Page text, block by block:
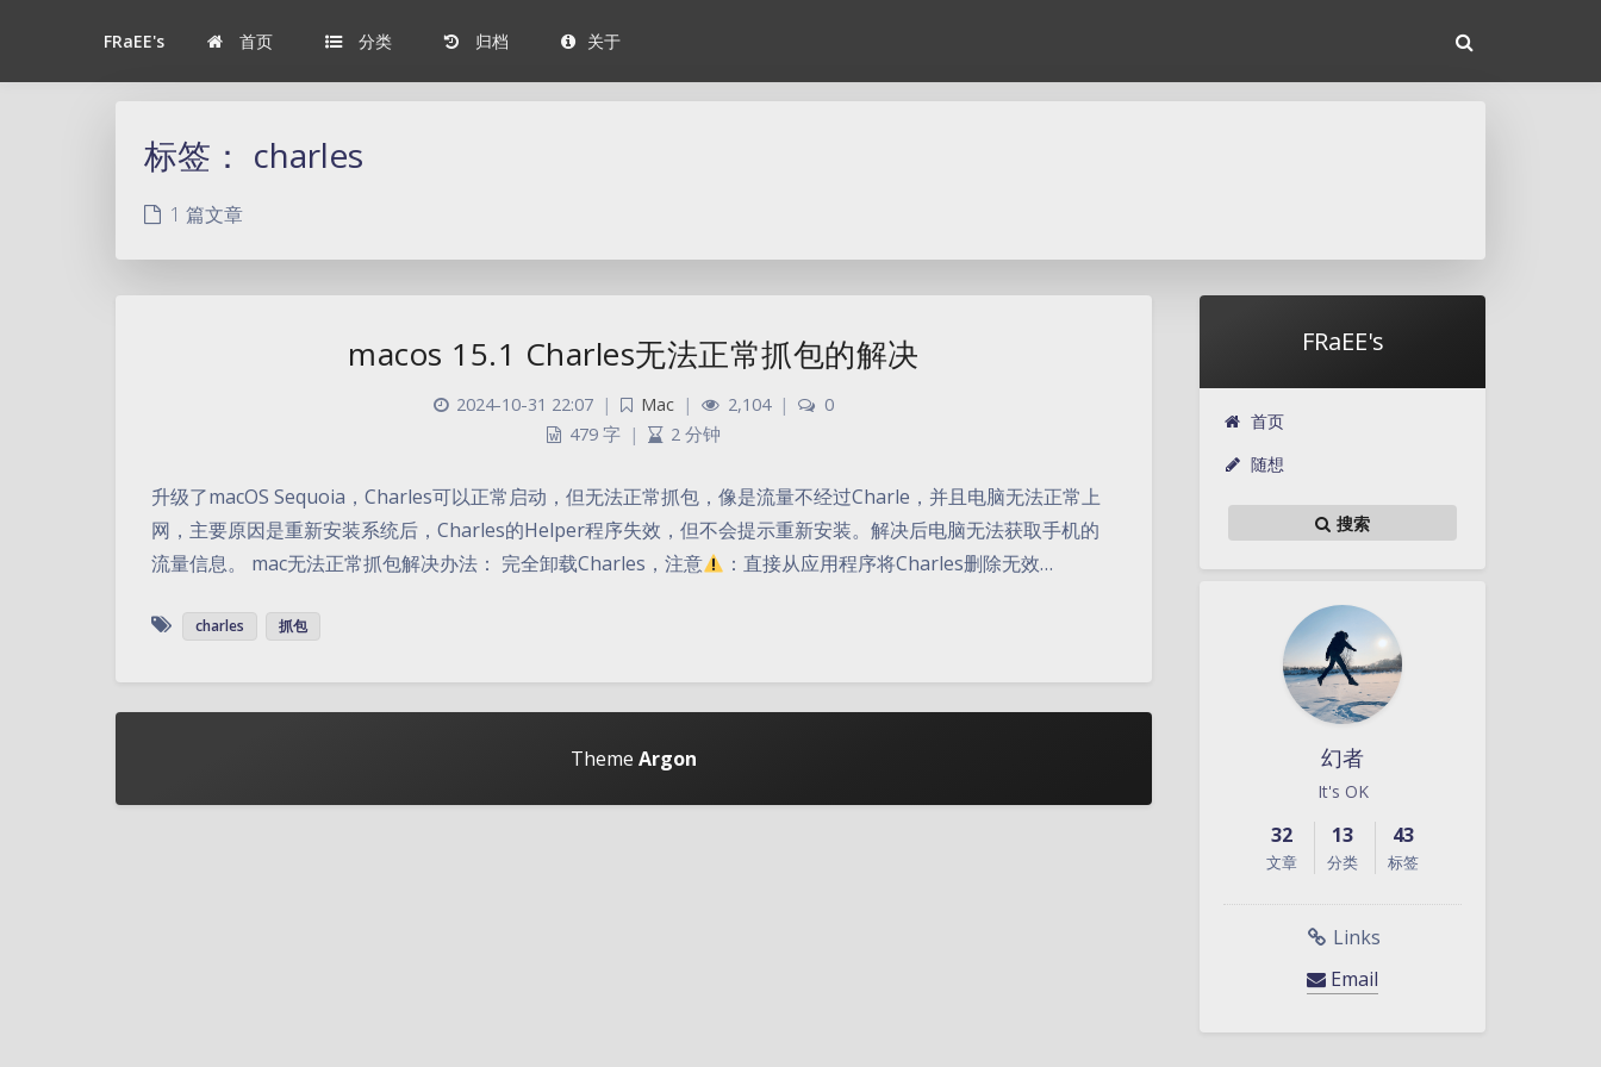
FRaEE's 首页 分类 归档 关于
Sans Serif
浅阴影
标签： charles
1 篇文章
FRaEE's
首页
随想
搜索
幻者
It's OK
32
文章
13
分类
43
标签
Links
Email
macos 15.1 Charles无法正常抓包的解决
2024-10-31 22:07 | Mac | 2,104 |
0
479 字 | 2 分钟
升级了macOS Sequoia，Charles可以正常启动，但无法正常抓包，像是流量不经过Charle，并且电脑无法正常上
网，主要原因是重新安装系统后，Charles的Helper程序失效，但不会提示重新安装。解决后电脑无法获取手机的
流量信息。 mac无法正常抓包解决办法： 完全卸载Charles，注意
：直接从应用程序将Charles删除无效…
charles 抓包
Theme Argon